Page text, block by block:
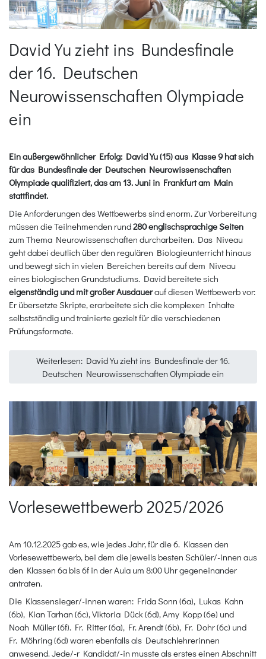
David Yu zieht ins Bundesfinale
der 16. Deutschen
Neurowissenschaften Olympiade
ein
Ein außergewöhnlicher Erfolg: David Yu (15) aus Klasse 9 hat sich
für das Bundesfinale der Deutschen Neurowissenschaften
Olympiade qualifiziert, das am 13. Juni in Frankfurt am Main
stattfindet.
Die Anforderungen des Wettbewerbs sind enorm. Zur Vorbereitung
müssen die Teilnehmenden rund280 englischsprachige Seiten
zum Thema Neurowissenschaften durcharbeiten. Das Niveau
geht dabei deutlich über den regulären Biologieunterricht hinaus
und bewegt sich in vielen Bereichen bereits auf dem Niveau
eines biologischen Grundstudiums. David bereitete sich
eigenständig und mit großer Ausdauerauf diesen Wettbewerb vor:
Er übersetzte Skripte, erarbeitete sich die komplexen Inhalte
selbstständig und trainierte gezielt für die verschiedenen
Prüfungsformate.
Weiterlesen: David Yu zieht ins Bundesfinale der 16.
Deutschen Neurowissenschaften Olympiade ein
Vorlesewettbewerb 2025/2026
Am 10.12.2025 gab es, wie jedes Jahr, für die 6. Klassen den
Vorlesewettbewerb, bei dem die jeweils besten Schüler/-innen aus
den Klassen 6a bis 6f in der Aula um 8:00 Uhr gegeneinander
antraten.
Die Klassensieger/-innen waren: Frida Sonn (6a), Lukas Kahn
(6b), Kian Tarhan (6c), Viktoria Dück (6d), Amy Kopp (6e) und
Noah Müller (6f). Fr. Ritter (6a), Fr. Arendt (6b), Fr. Dohr (6c) und
Fr. Möhring (6d) waren ebenfalls als Deutschlehrerinnen
anwesend. Jede/-r Kandidat/-in musste als erstes einen Abschnitt